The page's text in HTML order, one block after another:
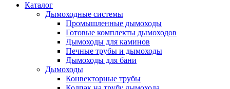
Каталог
Дымоходные системы
Промышленные дымоходы
Готовые комплекты дымоходов
Дымоходы для каминов
Печные трубы и дымоходы
Дымоходы для бани
Дымоходы
Конвекторные трубы